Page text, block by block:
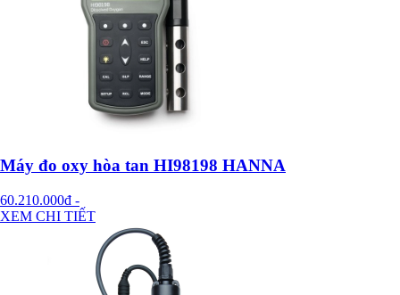
Máy đo oxy hòa tan HI98198 HANNA
60.210.000đ -
XEM CHI TIẾT